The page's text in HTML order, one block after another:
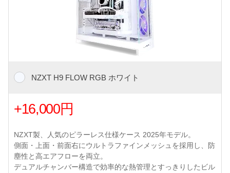
NZXT H9 FLOW RGB ホワイト
+16,000円
NZXT製、人気のピラーレス仕様ケース 2025年モデル。
側面・上面・前面右にウルトラファインメッシュを採用し、防
塵性と高エアフローを両立。
デュアルチャンバー構造で効率的な熱管理とすっきりしたビル